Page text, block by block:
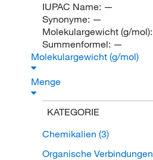
IUPAC Name: —
Synonyme: —
Molekulargewicht (g/mol):
Summenformel: —
Molekulargewicht (g/mol)
Menge
KATEGORIE
Chemikalien (3)
Organische Verbindungen